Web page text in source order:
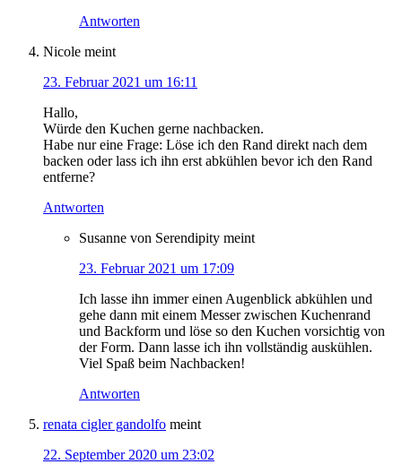
Antworten
Nicole meint
23. Februar 2021 um 16:11
Hallo,
Würde den Kuchen gerne nachbacken.
Habe nur eine Frage: Löse ich den Rand direkt nach dem
backen oder lass ich ihn erst abkühlen bevor ich den Rand
entferne?
Antworten
Susanne von Serendipity meint
23. Februar 2021 um 17:09
Ich lasse ihn immer einen Augenblick abkühlen und
gehe dann mit einem Messer zwischen Kuchenrand
und Backform und löse so den Kuchen vorsichtig von
der Form. Dann lasse ich ihn vollständig auskühlen.
Viel Spaß beim Nachbacken!
Antworten
renata cigler gandolfo meint
22. September 2020 um 23:02